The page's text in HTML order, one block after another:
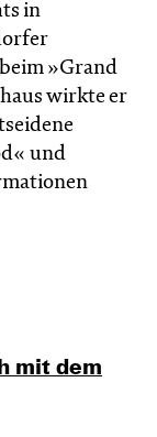
in
»Grand
wirkte er
und
mit dem